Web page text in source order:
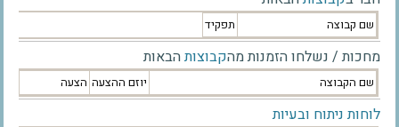
שם קבוצה תפקיד
מחכות / נשלחו הזמנות מהקבוצותהבאות
שם הקבוצה יוזם ההצעה הצעה
לוחות ניתוח ובעיות